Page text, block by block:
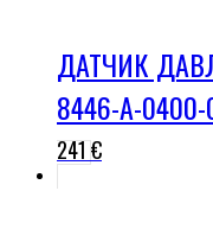
ДАТЧИК
8446-A-
241€